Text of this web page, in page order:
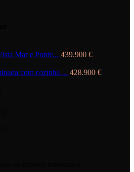
Mar e Ponte... 439.900 €
com cozinha ... 428.900 €